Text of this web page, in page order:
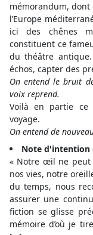
mémorandum,
l’Europe
ici des chênes
constituent ce
du théâtre
échos, capter des
On entend le bruit
voix reprend.
Voilà en partie ce
voyage.
On entend de
Note d'intention
« Notre œil ne peut
nos vies, notre
du temps, nous
assurer une
fiction se glisse
mémoire d’où je